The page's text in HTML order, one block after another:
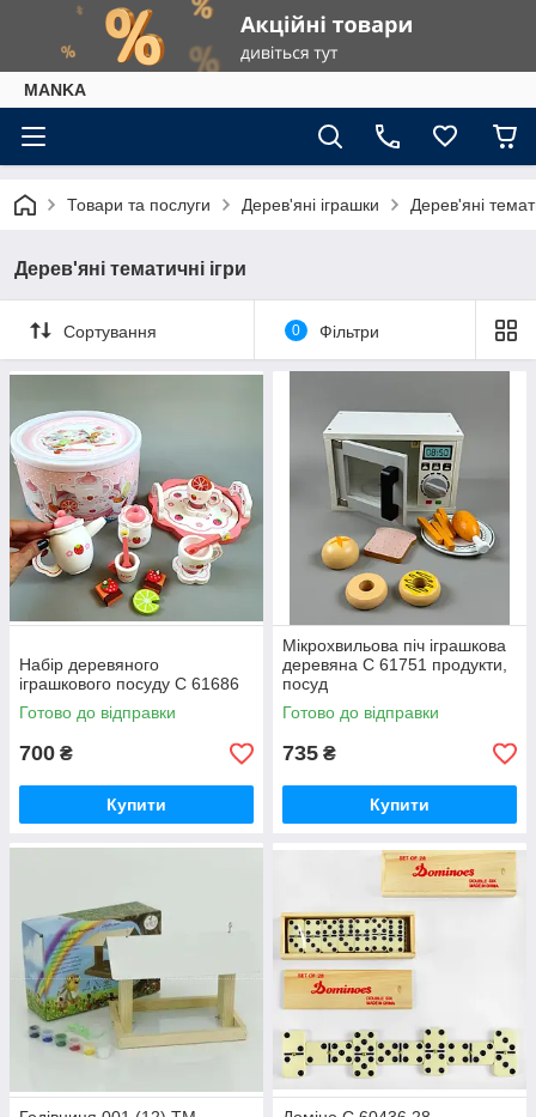
МАNKА
Товари та послуги Дерев'яні іграшки Дерев'яні
Дерев'яні тематичні ігри
Сортування 0 Фільтри
Набір деревяного
іграшкового посуду C 61686
Готово до відправки
700 ₴
Купити
Мікрохвильова піч іграшкова
деревяна С 61751 продукти,
посуд
Готово до відправки
735 ₴
Купити